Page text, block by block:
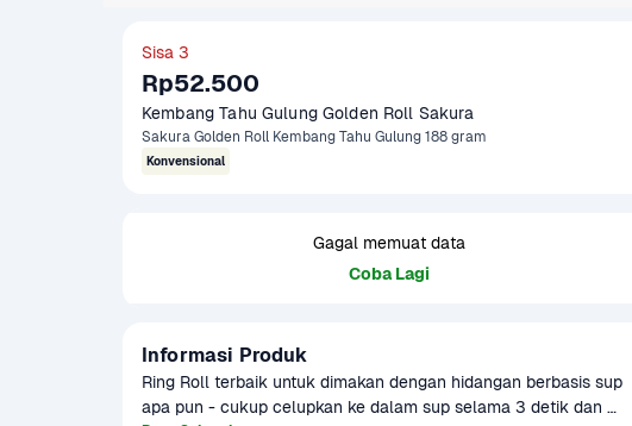
Sisa 3
Rp52.500
Kembang Tahu Gulung Golden Roll Sakura
Sakura Golden Roll Kembang Tahu Gulung 188 gram
Konvensional
Gagal memuat data
Coba Lagi
Informasi Produk
Ring Roll terbaik untuk dimakan dengan hidangan berbasis sup
apa pun - cukup celupkan ke dalam sup selama 3 detik dan